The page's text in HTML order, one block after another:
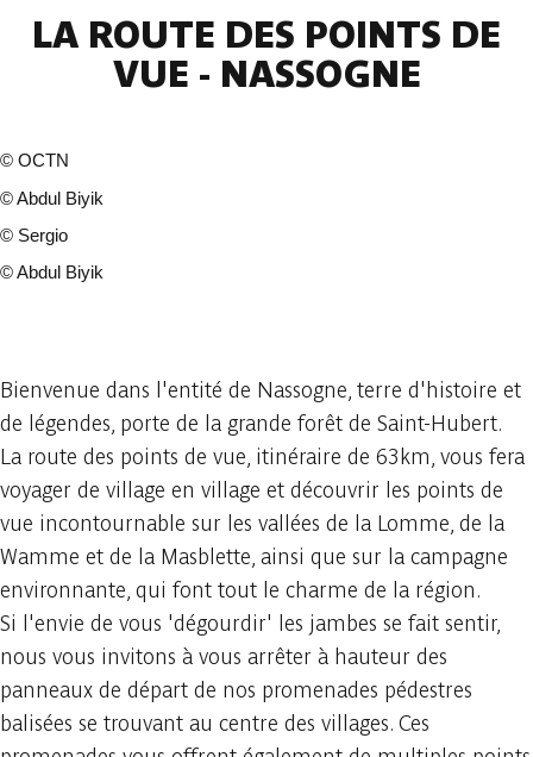
LA ROUTE DES POINTS DE
VUE - NASSOGNE
© OCTN
©Abdul Biyik
© Sergio
©Abdul Biyik
Bienvenue dans l'entité de Nassogne, terre d'histoire et
de légendes, porte de la grande forêt de Saint-Hubert.
La route des points de vue, itinéraire de 63km, vous fera
voyager de village en village et découvrir les points de
vue incontournable sur les vallées de la Lomme, de la
Wamme et de la Masblette, ainsi que sur la campagne
environnante, qui font tout le charme de la région.
Si l'envie de vous 'dégourdir' les jambes se fait sentir,
nous vous invitons à vous arrêter à hauteur des
panneaux de départ de nos promenades pédestres
balisées se trouvant au centre des villages. Ces